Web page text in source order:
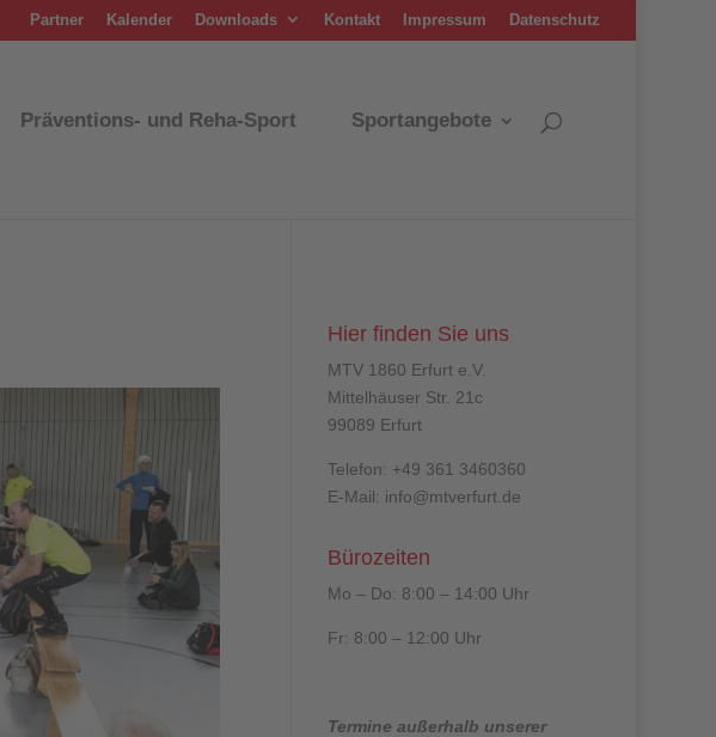
Partner Kalender Downloads Kontakt Impressum Datenschutz
Präventions- und Reha-Sport Sportangebote
Hier finden Sie uns
MTV 1860 Erfurt e.V.
Mittelhäuser Str. 21c
99089 Erfurt
Telefon: +49 361 3460360
E-Mail: info@mtverfurt.de
Bürozeiten
Mo – Do: 8:00 – 14:00 Uhr
Fr: 8:00 – 12:00 Uhr
Termine außerhalb unserer